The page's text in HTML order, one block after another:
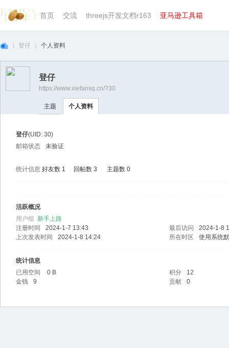
首页 交流 threejs开发文档r163 亚马逊工具箱
we›
登仔 个人资料
登仔
https://www.xiefansq.cn/?30
主题 个人资料
登仔(UID: 30)
邮箱状态
未验证
统计信息 好友数 1 回帖数 3 主题数 0
活跃概况
用户组 新手上路
注册时间
2024-1-7 13:43 最后访问
2024-1-8
上次发表时间
2024-1-8 14:24 所在时区 使用系统
统计信息
已用空间
0 B 积分
12
金钱
9 贡献 0